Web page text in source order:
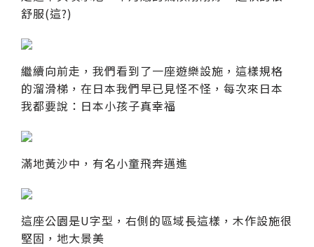
舒服(這?)
繼續向前走，我們看到了一座遊樂設施，這樣規格
的溜滑梯，在日本我們早已見怪不怪，每次來日本
我都要說：日本小孩子真幸福
滿地黃沙中，有名小童飛奔邁進
這座公園是U字型，右側的區域長這樣，木作設施很
堅固，地大景美